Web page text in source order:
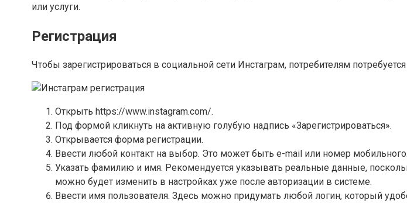
или услуги.
Регистрация
Чтобы зарегистрироваться в социальной сети Инстаграм, потребителям
Открыть https://www.instagram.com/.
Под формой кликнуть на активную голубую надпись «Зарегистрироваться».
Открывается форма регистрации.
Ввести любой контакт на выбор. Это может быть e-mail или номер мобильного.
Указать фамилию и имя. Рекомендуется указывать реальные данные,
можно будет изменить в настройках уже после авторизации в системе.
Ввести имя пользователя. Здесь можно придумать любой логин, который